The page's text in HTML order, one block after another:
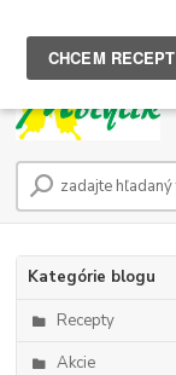
Kategórie blogu
Recepty
Akcie